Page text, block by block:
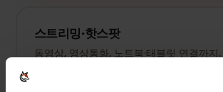
스트리밍·핫스팟
동영상, 영상통화, 노트북·태블릿 연결까지.